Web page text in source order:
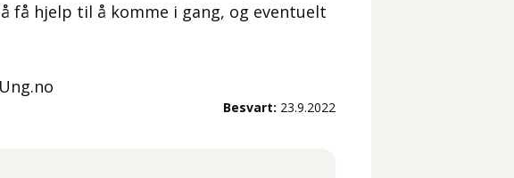
få hjelp til å komme i gang, og eventuelt
Besvart: 23.9.2022